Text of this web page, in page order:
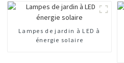
Lampes de jardin à LED à
énergie solaire